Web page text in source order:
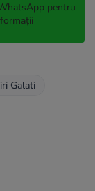
pentru
Galati